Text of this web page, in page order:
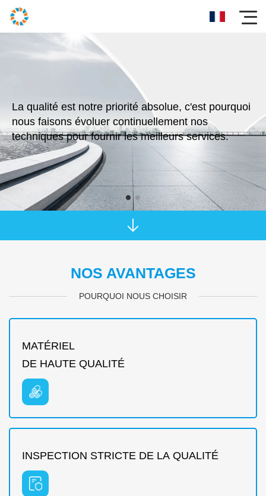
La qualité est notre priorité absolue, c'est pourquoi
nous faisons évoluer continuellement nos
techniques pour fournir les meilleurs services.
NOS AVANTAGES
POURQUOI NOUS CHOISIR
MATÉRIEL
DE HAUTE QUALITÉ
INSPECTION STRICTE DE LA QUALITÉ